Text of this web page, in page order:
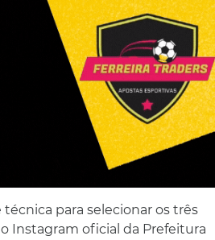
para selecionar os três
Instagram oficial da Prefeitura